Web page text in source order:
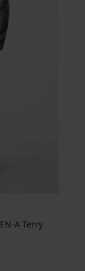
A Terry